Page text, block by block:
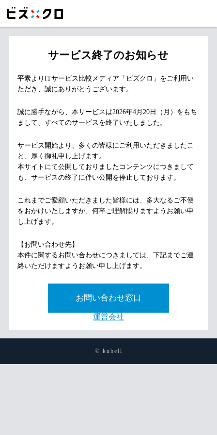
サービス終了のお知らせ
平素よりITサービス比較メディア「ビズクロ」をご利用い
ただき、誠にありがとうございます。
誠に勝手ながら、本サービスは2026年4月20日（月）をもち
まして、すべてのサービスを終了いたしました。
サービス開始より、多くの皆様にご利用いただきましたこ
と、厚く御礼申し上げます。
本サイトにて公開しておりましたコンテンツにつきまして
も、サービスの終了に伴い公開を停止しております。
これまでご愛顧いただきました皆様には、多大なるご不便
をおかけいたしますが、何卒ご理解賜りますようお願い申
し上げます。
【お問い合わせ先】
本件に関するお問い合わせにつきましては、下記までご連
絡いただけますようお願い申し上げます。
お問い合わせ窓口
運営会社
© kubell